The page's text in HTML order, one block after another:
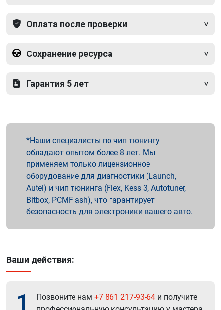
Оплата после проверки
Сохранение ресурса
Гарантия 5 лет
Наши специалисты по чип тюнингу
обладают опытом более 8 лет. Мы
применяем только лицензионное
оборудование для диагностики (Launch,
Autel) и чип тюнинга (Flex, Kess 3, Autotuner,
Bitbox, PCMFlash), что гарантирует
безопасность для электроники вашего авто.
Ваши действия:
1 Позвоните нам +7 861 217-93-64 и получите